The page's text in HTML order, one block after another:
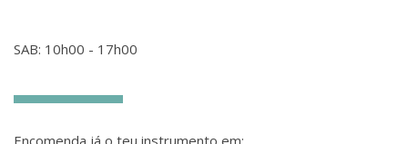
SAB: 10h00 - 17h00
Encomenda já o teu instrumento em: